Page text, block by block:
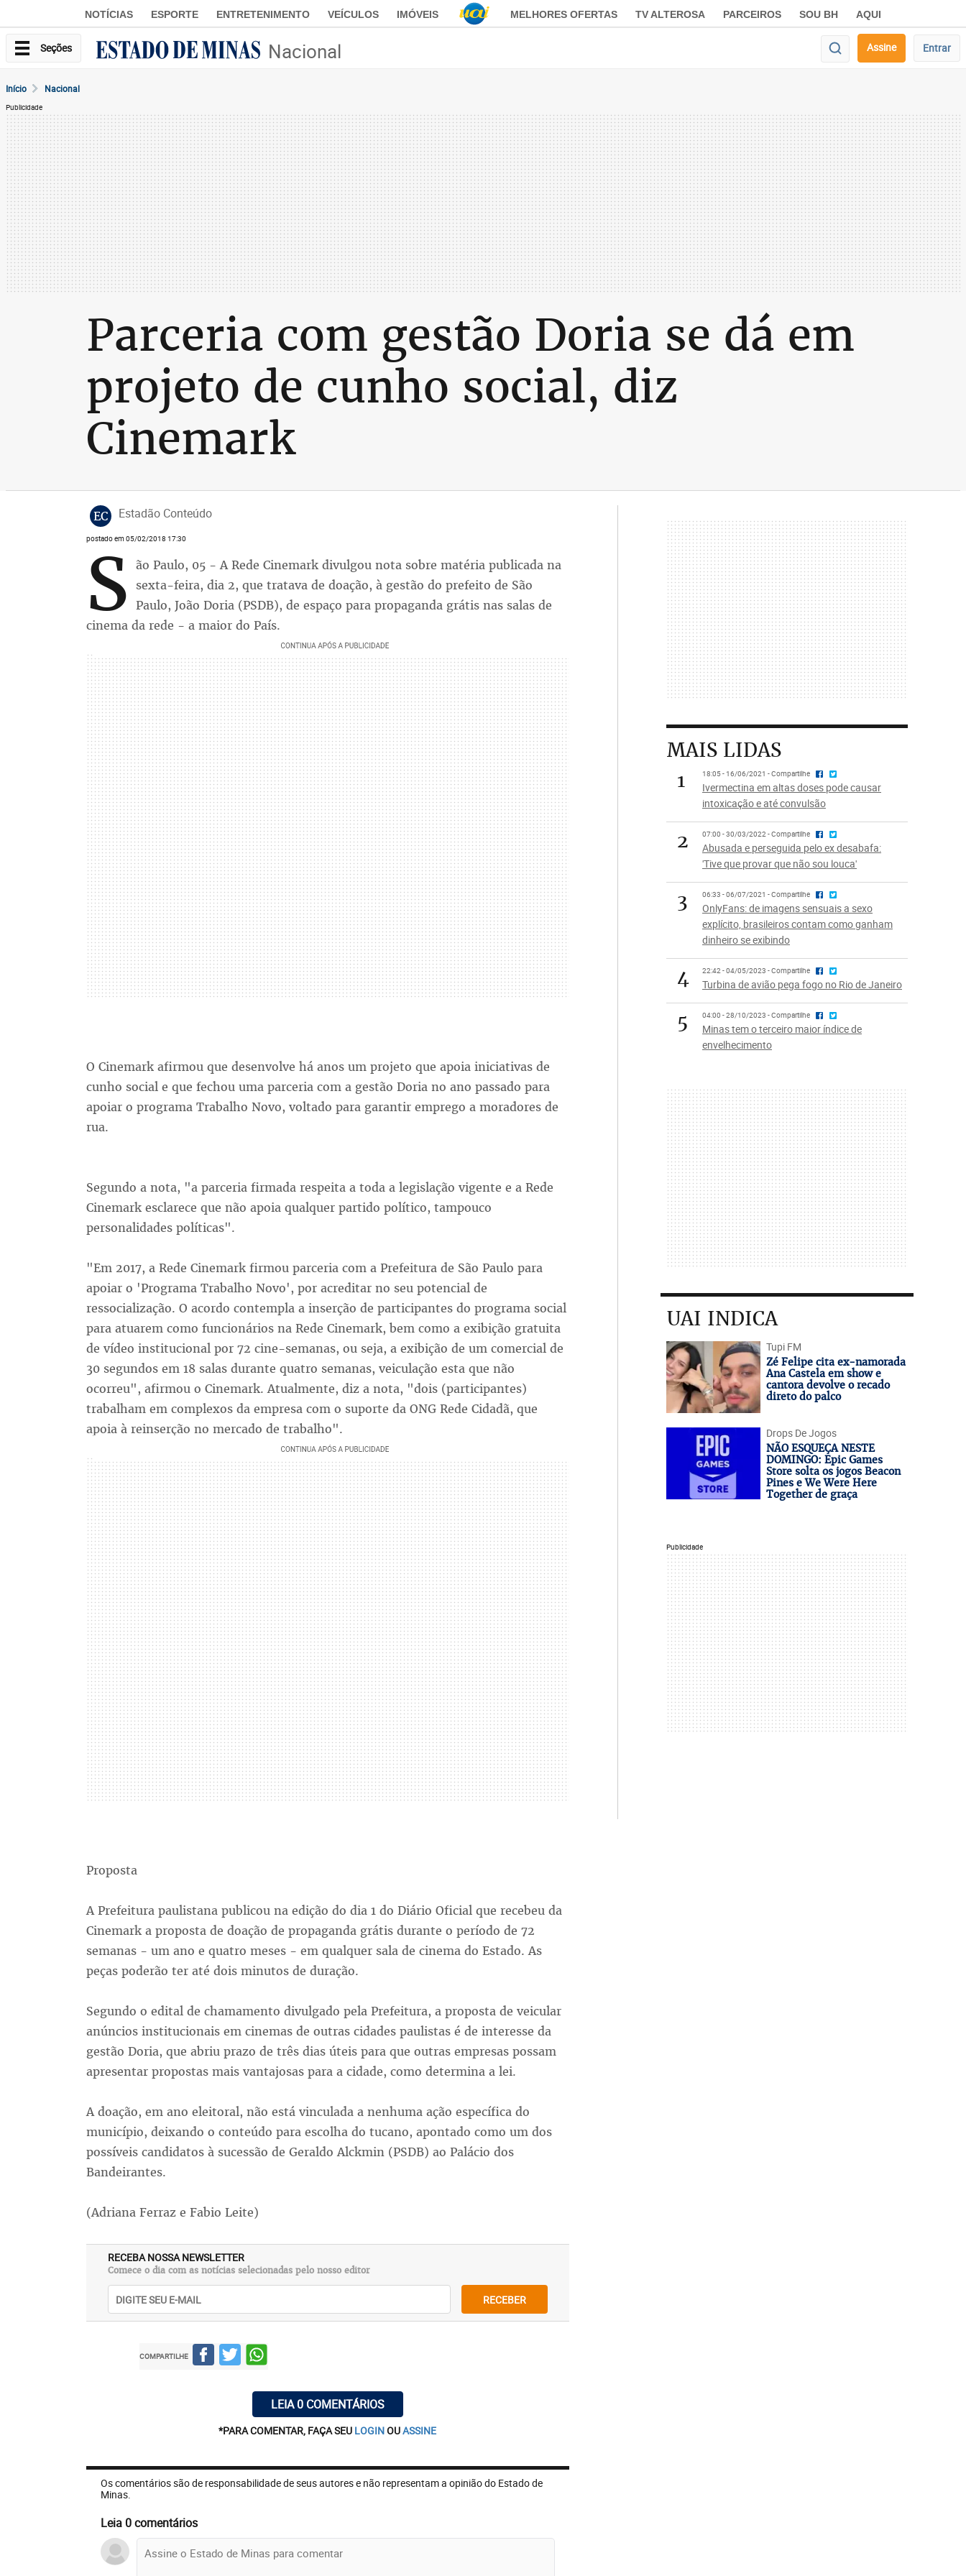
NOTÍCIAS ESPORTE ENTRETENIMENTO VEÍCULOS IMÓVEIS MELHORES OFERTAS TV ALTEROSA PARCEIROS SOU BH AQUI
Seções Nacional Assine Entrar
Início Nacional
Publicidade
Parceria com gestão Doria se dá em
projeto de cunho social, diz
Cinemark
EC Estadão Conteúdo
postado em 05/02/2018 17:30
S ão Paulo, 05 - A Rede Cinemark divulgou nota sobre matéria publicada na
sexta-feira, dia 2, que tratava de doação, à gestão do prefeito de São
Paulo, João Doria (PSDB), de espaço para propaganda grátis nas salas de
cinema da rede - a maior do País.
O Cinemark afirmou que desenvolve há anos um projeto que apoia iniciativas de
cunho social e que fechou uma parceria com a gestão Doria no ano passado para
apoiar o programa Trabalho Novo, voltado para garantir emprego a moradores de
rua.
Segundo a nota, "a parceria firmada respeita a toda a legislação vigente e a Rede
Cinemark esclarece que não apoia qualquer partido político, tampouco
personalidades políticas".
"Em 2017, a Rede Cinemark firmou parceria com a Prefeitura de São Paulo para
apoiar o 'Programa Trabalho Novo', por acreditar no seu potencial de
ressocialização. O acordo contempla a inserção de participantes do programa social
para atuarem como funcionários na Rede Cinemark, bem como a exibição gratuita
de vídeo institucional por 72 cine-semanas, ou seja, a exibição de um comercial de
30 segundos em 18 salas durante quatro semanas, veiculação esta que não
ocorreu", afirmou o Cinemark. Atualmente, diz a nota, "dois (participantes)
trabalham em complexos da empresa com o suporte da ONG Rede Cidadã, que
apoia à reinserção no mercado de trabalho".
Proposta
A Prefeitura paulistana publicou na edição do dia 1 do Diário Oficial que recebeu da
Cinemark a proposta de doação de propaganda grátis durante o período de 72
semanas - um ano e quatro meses - em qualquer sala de cinema do Estado. As
peças poderão ter até dois minutos de duração.
Segundo o edital de chamamento divulgado pela Prefeitura, a proposta de veicular
anúncios institucionais em cinemas de outras cidades paulistas é de interesse da
gestão Doria, que abriu prazo de três dias úteis para que outras empresas possam
apresentar propostas mais vantajosas para a cidade, como determina a lei.
A doação, em ano eleitoral, não está vinculada a nenhuma ação específica do
município, deixando o conteúdo para escolha do tucano, apontado como um dos
possíveis candidatos à sucessão de Geraldo Alckmin (PSDB) ao Palácio dos
Bandeirantes.
(Adriana Ferraz e Fabio Leite)
RECEBA NOSSA NEWSLETTER
Comece o dia com as notícias selecionadas pelo nosso editor
RECEBER
COMPARTILHE
LEIA 0 COMENTÁRIOS
*PARA COMENTAR, FAÇA SEU LOGINOUASSINE
Os comentários são de responsabilidade de seus autores e não representam a opinião do Estado de
Minas.
Leia 0 comentários
MAIS LIDAS
1
18:05 - 16/06/2021 - Compartilhe
Ivermectina em altas doses pode causar
intoxicação e até convulsão
2 07:00 - 30/03/2022 - Compartilhe
Abusada e perseguida pelo ex desabafa:
'Tive que provar que não sou louca'
3 06:33 - 06/07/2021 - Compartilhe
OnlyFans: de imagens sensuais a sexo
explícito, brasileiros contam como ganham
dinheiro se exibindo
4 22:42 - 04/05/2023 - Compartilhe
Turbina de avião pega fogo no Rio de Janeiro
5 04:00 - 28/10/2023 - Compartilhe
Minas tem o terceiro maior índice de
envelhecimento
UAI INDICA
Tupi FM
Zé Felipe cita ex-namorada
Ana Castela em show e
cantora devolve o recado
direto do palco
Drops De Jogos
NÃO ESQUEÇA NESTE
DOMINGO: Epic Games
Store solta os jogos Beacon
Pines e We Were Here
Together de graça
Publicidade